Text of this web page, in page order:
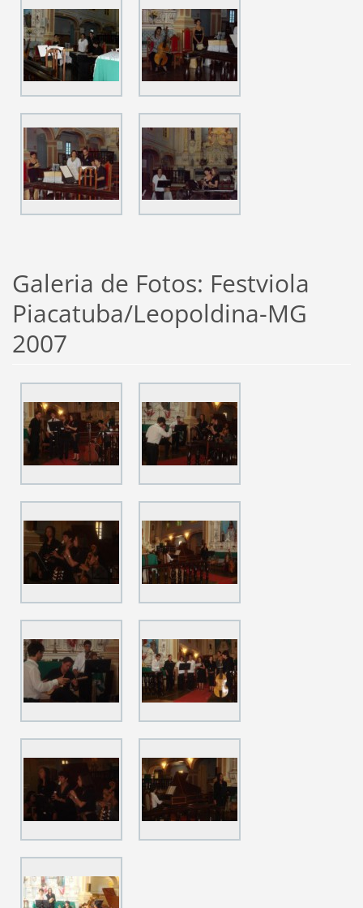
Galeria de Fotos: Festviola
Piacatuba/Leopoldina-MG
2007